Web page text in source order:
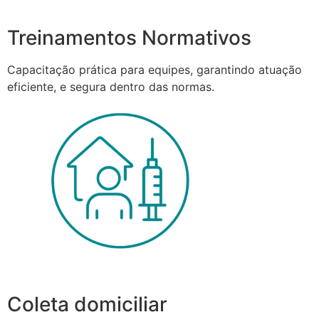
Treinamentos Normativos
Capacitação prática para equipes, garantindo atuação
eficiente, e segura dentro das normas.
Coleta domiciliar